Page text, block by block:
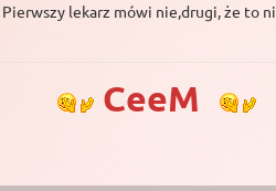
lekarz mówi nie,drugi, że
CeeM